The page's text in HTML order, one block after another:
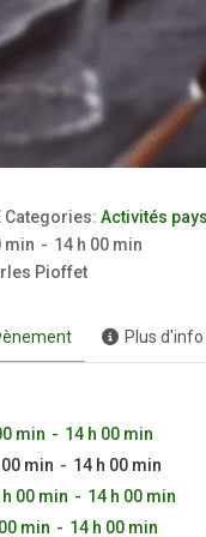
Categories:Activités
min - 14 h 00 min
Pioffet
Plus d'info
min - 14 h 00 min
min - 14 h 00 min
00 min - 14 h 00 min
min - 14 h 00 min